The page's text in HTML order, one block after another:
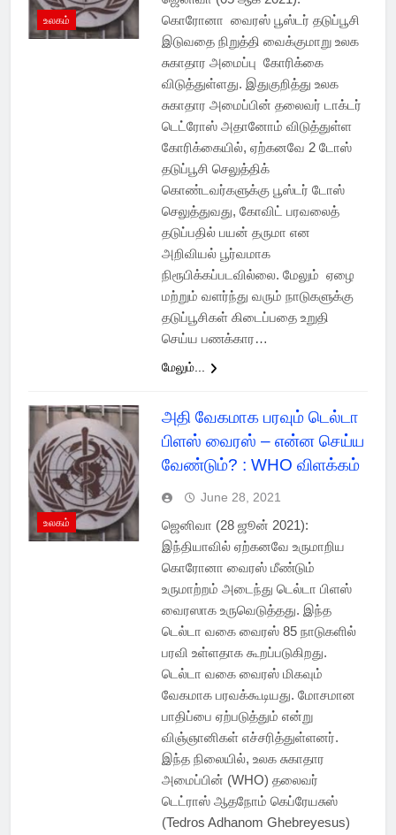
உலகம்
கொரோனா வைரஸ் பூஸ்டர் தடுப்பூசி
இடுவதை நிறுத்தி வைக்குமாறு உலக
சுகாதார அமைப்பு கோரிக்கை
விடுத்துள்ளது. இதுகுறித்து உலக
சுகாதார அமைப்பின் தலைவர் டாக்டர்
டெட்ரோஸ் அதானோம் விடுத்துள்ள
கோரிக்கையில், ஏற்கனவே 2 டோஸ்
தடுப்பூசி செலுத்திக்
கொண்டவர்களுக்கு பூஸ்டர் டோஸ்
செலுத்துவது, கோவிட் பரவலைத்
தடுப்பதில் பயன் தருமா என
அறிவியல் பூர்வமாக
நிரூபிக்கப்படவில்லை. மேலும் ஏழை
மற்றும் வளர்ந்து வரும் நாடுகளுக்கு
தடுப்பூசிகள் கிடைப்பதை உறுதி
செய்ய பணக்கார…
மேலும்...
உலகம்
அதி வேகமாக பரவும் டெல்டா
பிளஸ் வைரஸ் – என்ன செய்ய
வேண்டும்? : WHO விளக்கம்
June 28, 2021
ஜெனிவா (28 ஜூன் 2021):
இந்தியாவில் ஏற்கனவே உருமாறிய
கொரோனா வைரஸ் மீண்டும்
உருமாற்றம் அடைந்து டெல்டா பிளஸ்
வைரஸாக உருவெடுத்தது. இந்த
டெல்டா வகை வைரஸ் 85 நாடுகளில்
பரவி உள்ளதாக கூறப்படுகிறது.
டெல்டா வகை வைரஸ் மிகவும்
வேகமாக பரவக்கூடியது. மோசமான
பாதிப்பை ஏற்படுத்தும் என்று
விஞ்ஞானிகள் எச்சரித்துள்ளனர்.
இந்த நிலையில், உலக சுகாதார
அமைப்பின் (WHO) தலைவர்
டெட்ராஸ் ஆதநோம் கெப்ரேயசுஸ்
(Tedros Adhanom Ghebreyesus)